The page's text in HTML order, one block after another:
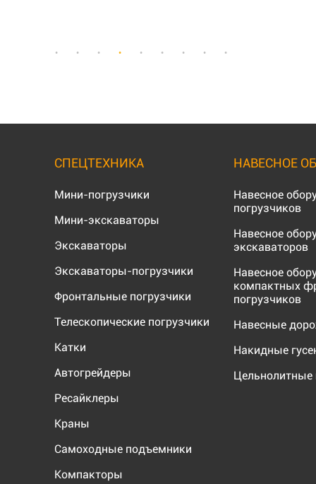
СПЕЦТЕХНИКА
Мини-погрузчики
Мини-экскаваторы
Экскаваторы
Экскаваторы-погрузчики
Фронтальные погрузчики
Телескопические погрузчики
Катки
Автогрейдеры
Ресайклеры
Краны
Самоходные подъемники
Компакторы
НАВЕСНОЕ
Навесное
погрузчиков
Навесное
экскаваторов
Навесное
компактных
погрузчиков
Навесные
Накидные
Цельнолитные